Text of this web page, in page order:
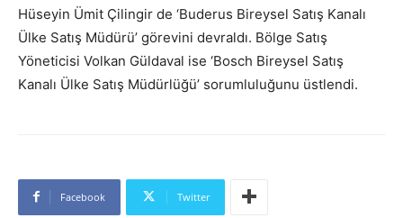
Hüseyin Ümit Çilingir de ‘Buderus Bireysel Satış Kanalı
Ülke Satış Müdürü’ görevini devraldı. Bölge Satış
Yöneticisi Volkan Güldaval ise ‘Bosch Bireysel Satış
Kanalı Ülke Satış Müdürlüğü’ sorumluluğunu üstlendi.
Facebook Twitter